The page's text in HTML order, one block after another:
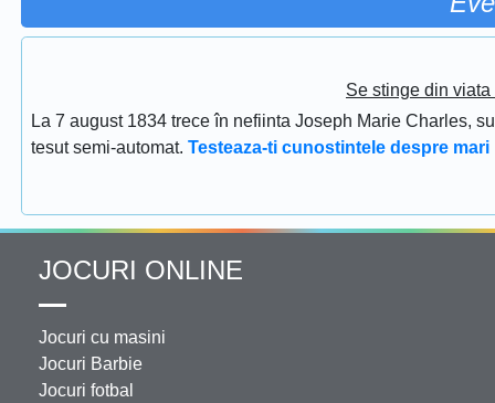
Se stinge din
La 7 august 1834 trece în nefiinta Joseph Marie Charles,
tesut semi-automat. Testeaza-ti cunostintele despre
JOCURI ONLINE
Jocuri cu masini
Jocuri Barbie
Jocuri fotbal